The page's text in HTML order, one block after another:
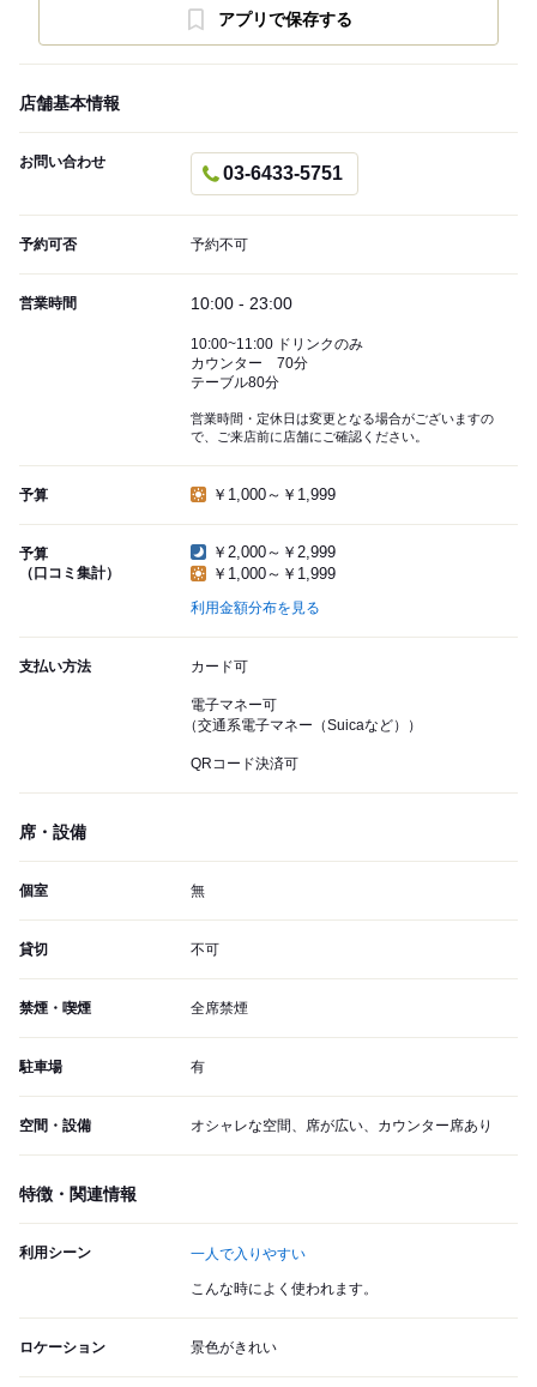
アプリで保存する
店舗基本情報
お問い合わせ
03-6433-5751
予約可否 予約不可
営業時間 10:00 - 23:00
10:00~11:00 ドリンクのみ
カウンター 70分
テーブル80分
営業時間・定休日は変更となる場合がございますの
で、ご来店前に店舗にご確認ください。
予算 ￥1,000～￥1,999
予算
（口コミ集計）
￥2,000～￥2,999
￥1,000～￥1,999
利用金額分布を見る
支払い方法 カード可
電子マネー可
（交通系電子マネー（Suicaなど））
QRコード決済可
席・設備
個室 無
貸切 不可
禁煙・喫煙 全席禁煙
駐車場 有
空間・設備 オシャレな空間、席が広い、カウンター席あり
特徴・関連情報
利用シーン 一人で入りやすい
こんな時によく使われます。
ロケーション 景色がきれい